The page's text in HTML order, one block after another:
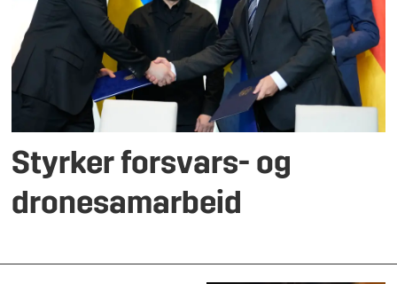
Styrker forsvars- og
dronesamarbeid